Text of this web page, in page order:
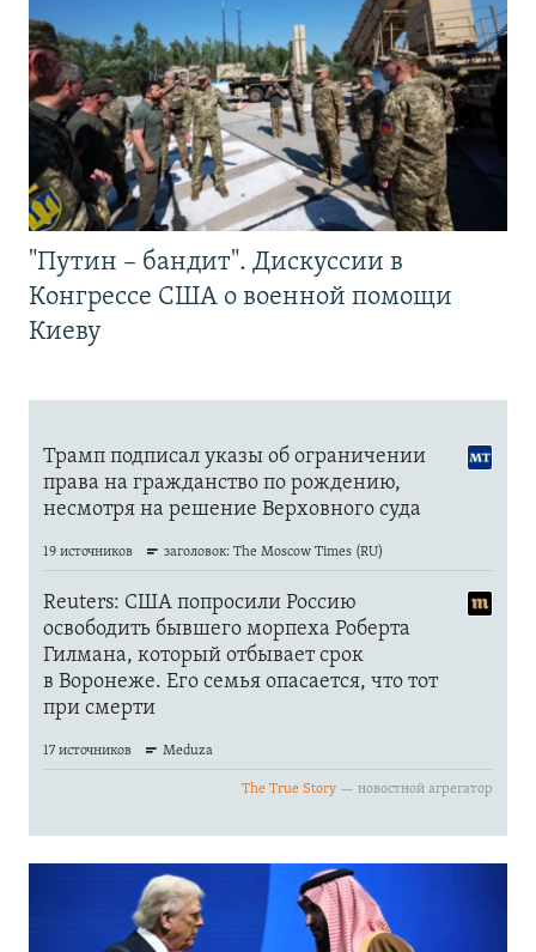
"Путин – бандит". Дискуссии в
Конгрессе США о военной помощи
Киеву